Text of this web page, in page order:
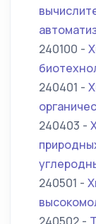
240100 -
240401 -
240403 -
240501 -